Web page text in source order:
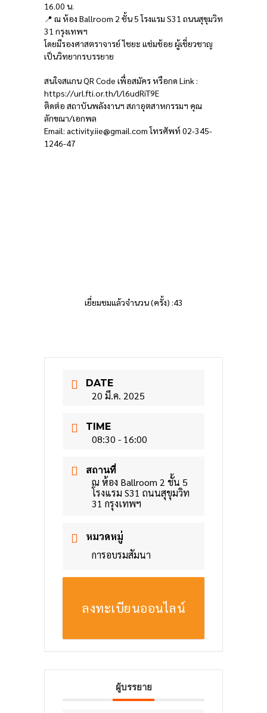
16.00 น.
📍 ณ ห้อง Ballroom 2 ชั้น 5 โรงแรม S31 ถนนสุขุมวิท
31 กรุงเทพฯ
โดยมีรองศาสตราจารย์ ไชยะ แช่มช้อย ผู้เชี่ยวชาญ
เป็นวิทยากรบรรยาย
สนใจสแกน QR Code เพื่อสมัคร หรือกด Link :
https://url.fti.or.th/l/l6udRiT9E
ติดต่อ สถาบันพลังงานฯ สภาอุตสาหกรรมฯ คุณ
ลักขณา/เอกพล
Email: activity.iie@gmail.comโทรศัพท์ 02-345-
1246-47
เยี่ยมชมแล้วจำนวน (ครั้ง) :43
DATE
20 มี.ค. 2025
TIME
08:30 - 16:00
สถานที่
ณ ห้อง Ballroom 2 ชั้น 5
โรงแรม S31 ถนนสุขุมวิท
31 กรุงเทพฯ
หมวดหมู่
การอบรมสัมนา
ลงทะเบียนออนไลน์
ผู้บรรยาย